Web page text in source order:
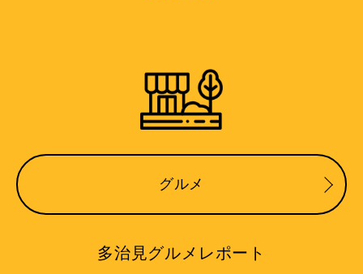
グルメ
多治見グルメレポート